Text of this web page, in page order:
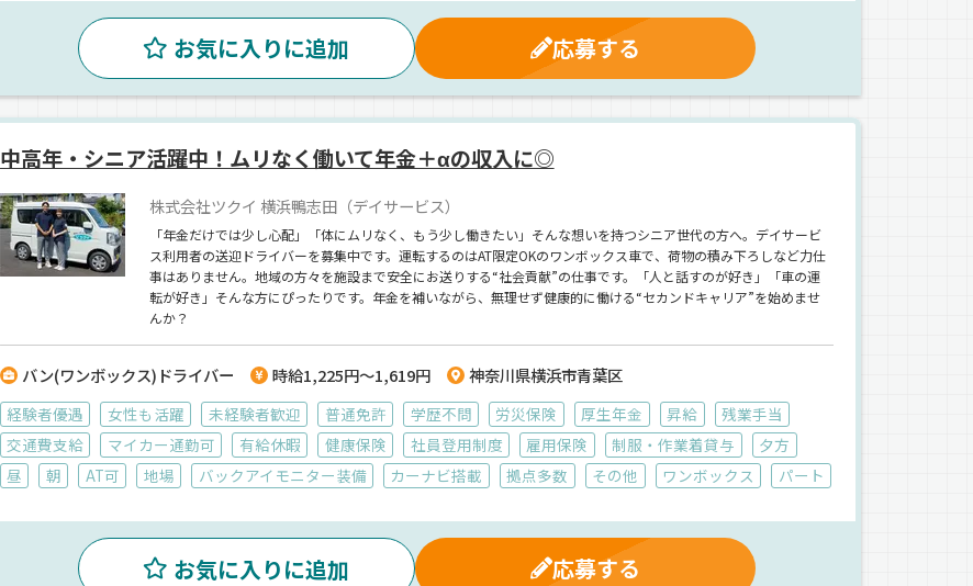
お気に入りに追加 応募する
中高年・シニア活躍中！ムリなく働いて年金＋αの収入に◎
株式会社ツクイ 横浜鴨志田（デイサービス）
「年金だけでは少し心配」「体にムリなく、もう少し働きたい」そんな想いを持つシニア世代の方へ。デイサービ
ス利用者の送迎ドライバーを募集中です。運転するのはAT限定OKのワンボックス車で、荷物の積み下ろしなど力仕
事はありません。地域の方々を施設まで安全にお送りする“社会貢献”の仕事です。「人と話すのが好き」「車の運
転が好き」そんな方にぴったりです。年金を補いながら、無理せず健康的に働ける“セカンドキャリア”を始めませ
んか？
バン(ワンボックス)ドライバー 時給1,225円～1,619円 神奈川県横浜市青葉区
経験者優遇 女性も活躍 未経験者歓迎 普通免許 学歴不問 労災保険 厚生年金 昇給
残業手当
交通費支給
マイカー通勤可 有給休暇 健康保険 社員登用制度 雇用保険 制服・作業着貸与
夕方
昼
朝 AT可 地場 バックアイモニター装備 カーナビ搭載 拠点多数 その他 ワンボックス パート
お気に入りに追加 応募する